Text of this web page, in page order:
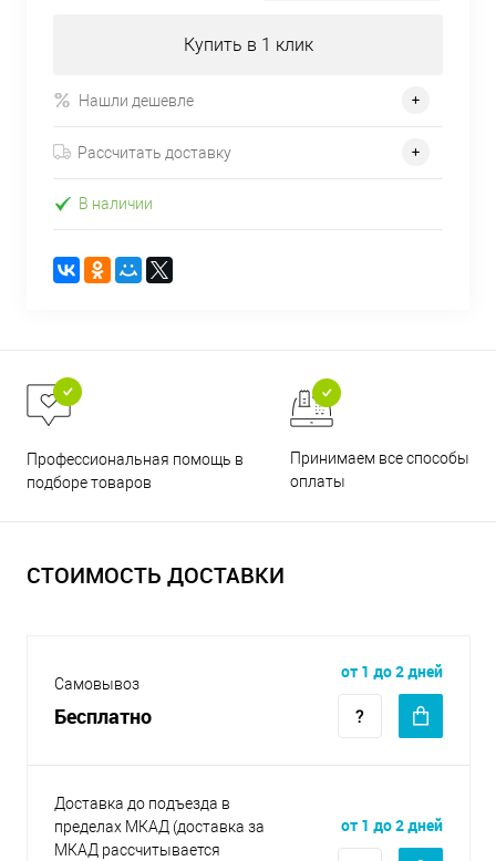
Купить в 1 клик
Нашли дешевле
Рассчитать доставку
В наличии
Профессиональная помощь в
подборе товаров
Принимаем все способы
оплаты
СТОИМОСТЬ ДОСТАВКИ
Самовывоз
Бесплатно
от 1 до 2 дней
Доставка до подъезда в
пределах МКАД (доставка за
МКАД рассчитывается
от 1 до 2 дней